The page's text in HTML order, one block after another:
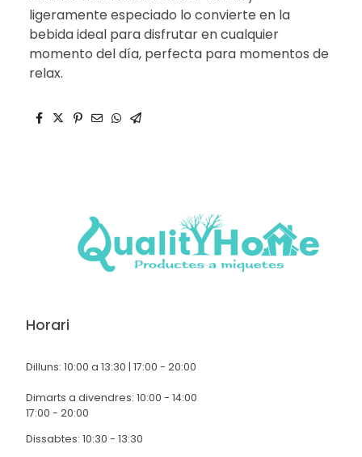
ligeramente especiado lo convierte en la
bebida ideal para disfrutar en cualquier
momento del día, perfecta para momentos de
relax.
Horari
Dilluns: 10:00 a 13:30 | 17:00 - 20:00
Dimarts a divendres: 10:00 - 14:00
17:00 - 20:00
Dissabtes: 10:30 - 13:30